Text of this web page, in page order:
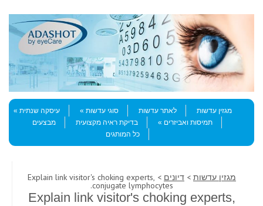
Menu
Skip to content
מגזין עדשות
לאתר עדשות סוגי עדשות
עיסקה שנתית
תמיסות ואביזרים
בדיקת ראיה מקצועית
מבצעים
כל המותגים
מגזין עדשות > דיונים > Explain link visitor's choking experts,
conjugate lymphocytes.
Explain link visitor's choking experts,